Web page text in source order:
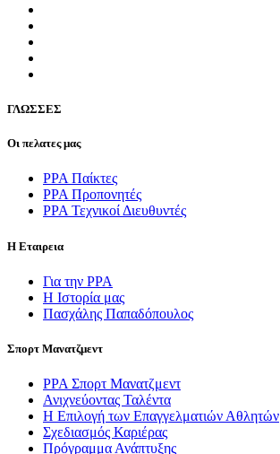
ΓΛΩΣΣEΣ
Οι πελατες μας
PPA Παίκτες
PPA Προπονητές
ΡΡΑ Τεχνικοί Διευθυντές
Η Εταιρεια
Για την PPA
Η Ιστορία μας
Πασχάλης Παπαδόπουλος
Σπορτ Μανατζμεντ
ΡΡΑ Σπορτ Μανατζμεντ
Ανιχνεύοντας Ταλέντα
Η Επιλογή των Επαγγελματιών Αθλητών
Σχεδιασμός Καριέρας
Πρόγραμμα Ανάπτυξης